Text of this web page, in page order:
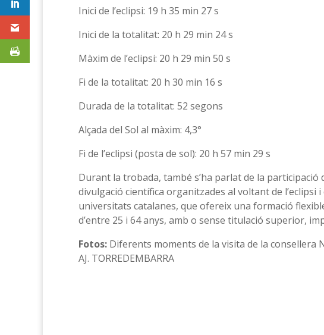
Inici de l’eclipsi: 19 h 35 min 27 s
Inici de la totalitat: 20 h 29 min 24 s
Màxim de l’eclipsi: 20 h 29 min 50 s
Fi de la totalitat: 20 h 30 min 16 s
Durada de la totalitat: 52 segons
Alçada del Sol al màxim: 4,3°
Fi de l’eclipsi (posta de sol): 20 h 57 min 29 s
Durant la trobada, també s’ha parlat de la
divulgació científica organitzades al voltant de l’eclipsi
universitats catalanes, que ofereix una formació
d’entre 25 i 64 anys, amb o sense titulació superior,
Fotos: Diferents moments de la visita de la consellera
AJ. TORREDEMBARRA